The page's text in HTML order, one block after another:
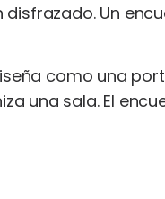
Un
como una
una sala. El